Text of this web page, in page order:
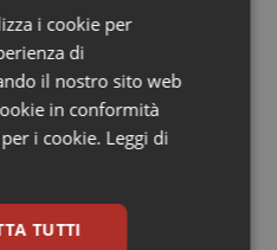
in
solo al Nord. Anche
i cookie per
di
il nostro sito web
in conformità
i cookie. Leggi di
TUTTI